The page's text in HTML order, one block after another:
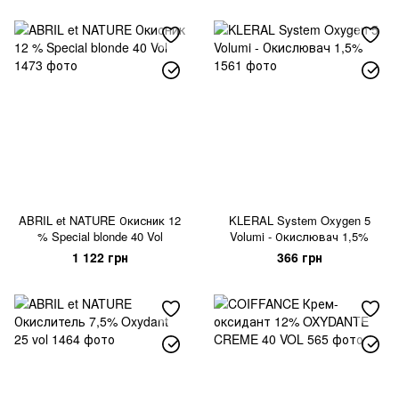
ABRIL et NATURE Окисник 12
% Special blonde 40 Vol
1 122 грн
KLERAL System Oxygen 5
Volumi - Окислювач 1,5%
366 грн